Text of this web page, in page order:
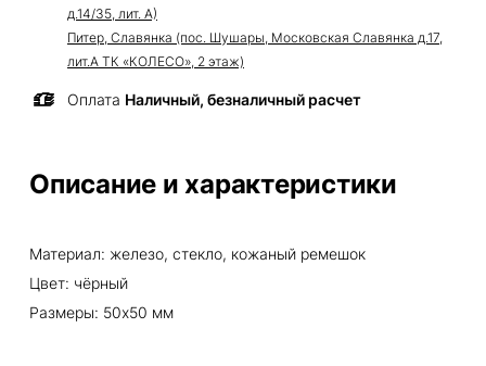
д.14/35, лит. А)
Питер, Славянка (пос. Шушары, Московская Славянка д.17,
лит.А ТК «КОЛЕСО», 2 этаж)
Оплата Наличный, безналичный расчет
Описание и характеристики
Материал: железо, стекло, кожаный ремешок
Цвет: чёрный
Размеры: 50х50 мм